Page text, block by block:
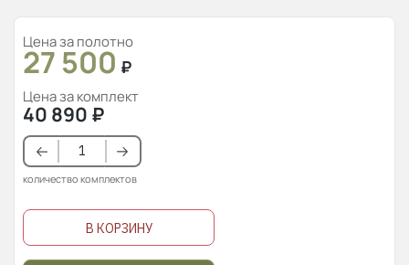
Цена за полотно
27 500 ₽
Цена за комплект
40 890 ₽
количество комплектов
В КОРЗИНУ